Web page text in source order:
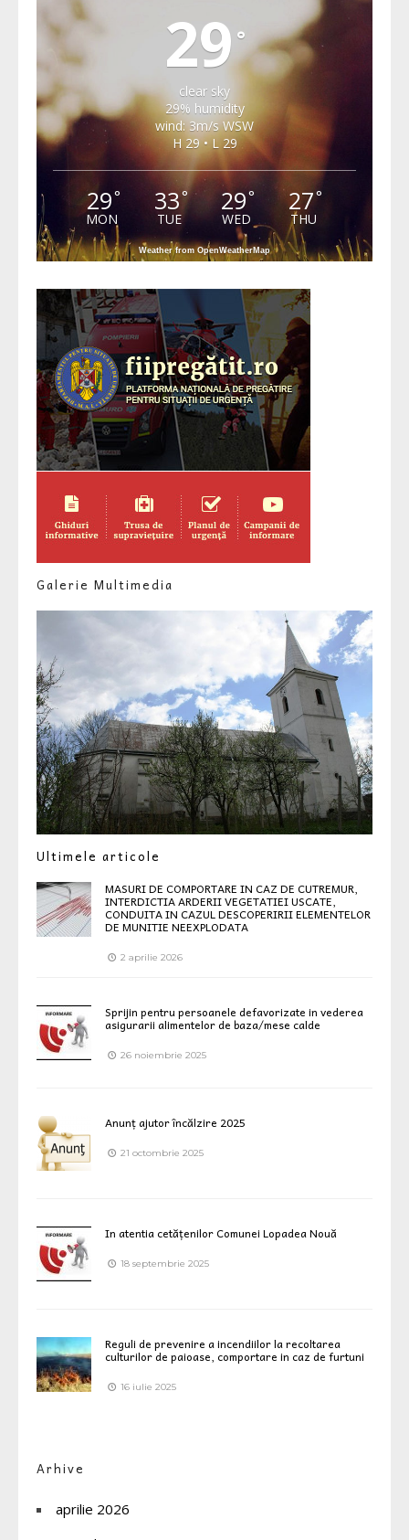
29°
clear sky
29% humidity
wind: 3m/s WSW
H 29 • L 29
29°
MON
33°
TUE
29°
WED
27°
THU
Weather from OpenWeatherMap
Galerie Multimedia
Ultimele articole
MASURI DE COMPORTARE IN CAZ DE CUTREMUR,
INTERDICTIA ARDERII VEGETATIEI USCATE,
CONDUITA IN CAZUL DESCOPERIRII ELEMENTELOR
DE MUNITIE NEEXPLODATA
2 aprilie 2026
Sprijin pentru persoanele defavorizate in vederea
asigurarii alimentelor de baza/mese calde
26 noiembrie 2025
Anunț ajutor încălzire 2025
21 octombrie 2025
In atentia cetățenilor Comunei Lopadea Nouă
18 septembrie 2025
Reguli de prevenire a incendiilor la recoltarea
culturilor de paioase, comportare in caz de furtuni
16 iulie 2025
Arhive
aprilie 2026